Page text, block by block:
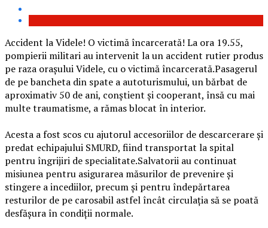
Accident la Videle! O victimă încarcerată! La ora 19.55,
pompierii militari au intervenit la un accident rutier produs
pe raza orașului Videle, cu o victimă încarcerată.Pasagerul
de pe bancheta din spate a autoturismului, un bărbat de
aproximativ 50 de ani, conștient și cooperant, însă cu mai
multe traumatisme, a rămas blocat în interior.
Acesta a fost scos cu ajutorul accesoriilor de descarcerare și
predat echipajului SMURD, fiind transportat la spital
pentru îngrijiri de specialitate.Salvatorii au continuat
misiunea pentru asigurarea măsurilor de prevenire și
stingere a incediilor, precum și pentru îndepărtarea
resturilor de pe carosabil astfel încât circulația să se poată
desfășura în condiții normale.